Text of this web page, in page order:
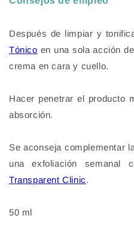
Después de limpiar y
Tónico en una sola acción
crema en cara y cuello.
Hacer penetrar el producto
absorción.
Se aconseja complementar
una exfoliación semanal
Transparent Clinic.
50 ml